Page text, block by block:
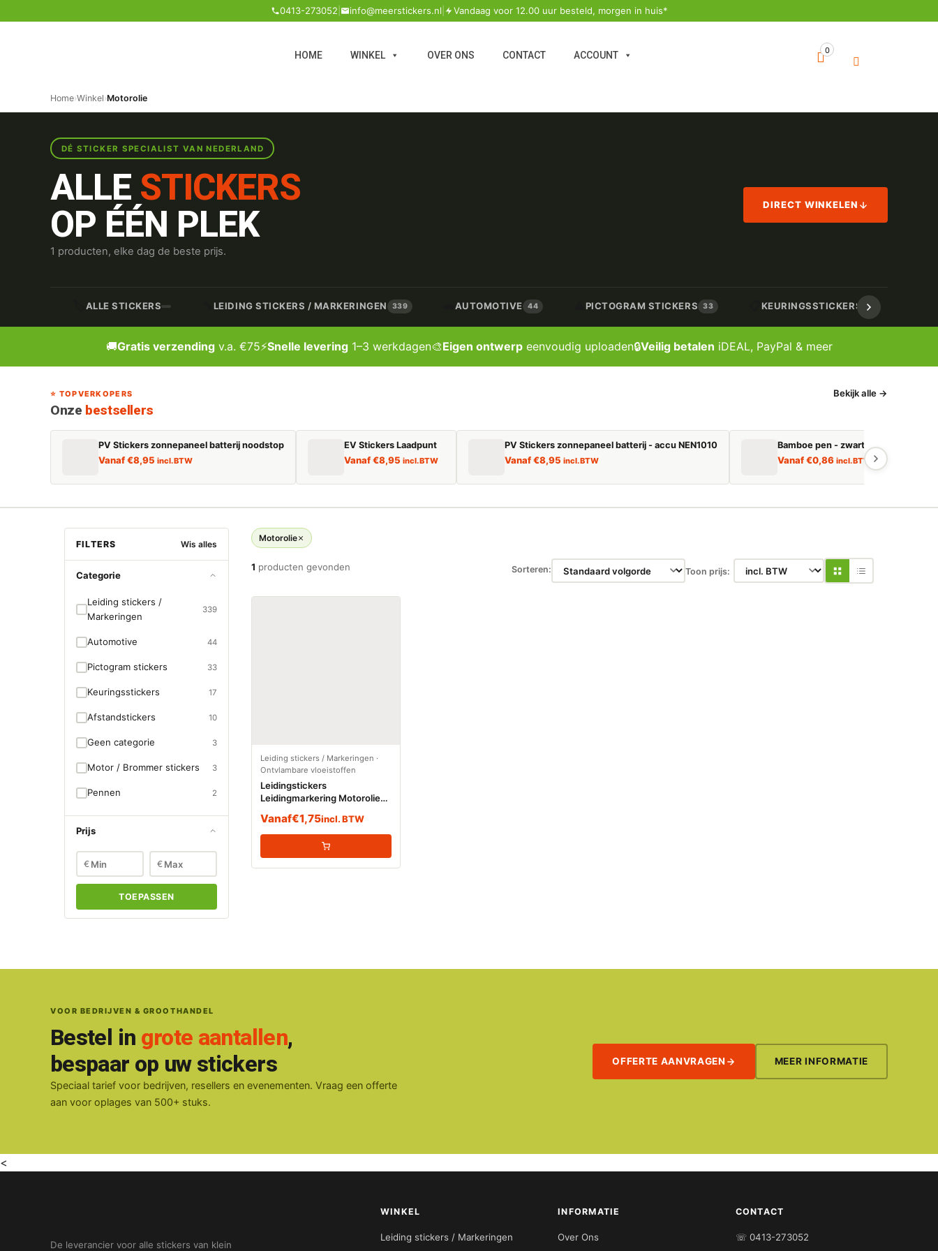
0413-273052 info@meerstickers.nl Vandaag voor 12.00 uur besteld, morgen in huis*
HOME WINKEL OVER ONS CONTACT ACCOUNT 0
Home›Winkel›Motorolie
DÉ STICKER SPECIALIST VAN NEDERLAND
ALLE STICKERS
OP ÉÉN PLEK
1 producten, elke dag de beste prijs.
DIRECT WINKELEN
ALLE STICKERS LEIDING STICKERS / MARKERINGEN 339 AUTOMOTIVE 44 PICTOGRAM STICKERS 33 KEURINGSSTICKERS 17
🚚Gratis verzendingv.a. €75⚡Snelle levering1–3 werkdagen🎨Eigen ontwerpeenvoudig uploaden🔒Veilig betalen iDEAL, PayPal & meer
⭐ TOPVERKOPERS
Onze bestsellers
Bekijk alle →
PV Stickers zonnepaneel batterij noodstop
Vanaf€8,95 incl. BTW
EV Stickers Laadpunt
Vanaf€8,95 incl. BTW
PV Stickers zonnepaneel batterij - accu NEN1010
Vanaf€8,95 incl. BTW
Bamboe pen - zwart schrijvend
Vanaf€0,86 incl. BTW
FILTERS Wis alles
Categorie
Leiding stickers /
Markeringen
339
Automotive 44
Pictogram stickers 33
Keuringsstickers 17
Afstandstickers 10
Geen categorie 3
Motor / Brommer stickers 3
Pennen 2
Prijs
€ €
TOEPASSEN
Motorolie
1 producten gevonden Sorteren: Toon prijs:
Leiding stickers / Markeringen ·
Ontvlambare vloeistoffen
Leidingstickers
Leidingmarkering Motorolie
Vanaf€1,75incl. BTW
VOOR BEDRIJVEN & GROOTHANDEL
Bestel in grote aantallen,
bespaar op uw stickers
Speciaal tarief voor bedrijven, resellers en evenementen. Vraag een offerte
aan voor oplages van 500+ stuks.
OFFERTE AANVRAGEN MEER INFORMATIE
<
De leverancier voor alle stickers van klein
WINKEL
Leiding stickers / Markeringen
INFORMATIE
Over Ons
CONTACT
☏ 0413-273052